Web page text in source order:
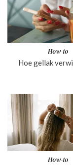
How-to
Hoe gellak
How-to